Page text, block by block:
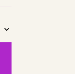
keyboard_arrow_down